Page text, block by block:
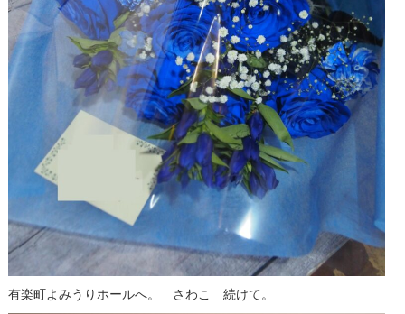
有楽町よみうりホールへ。 さわこ 続けて。